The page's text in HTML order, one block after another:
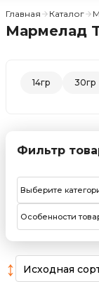
Главная Каталог
Мармелад
14гр 30гр
Фильтр
Выберите
Особенности
↕